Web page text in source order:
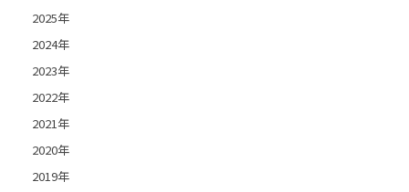
2025年
2024年
2023年
2022年
2021年
2020年
2019年